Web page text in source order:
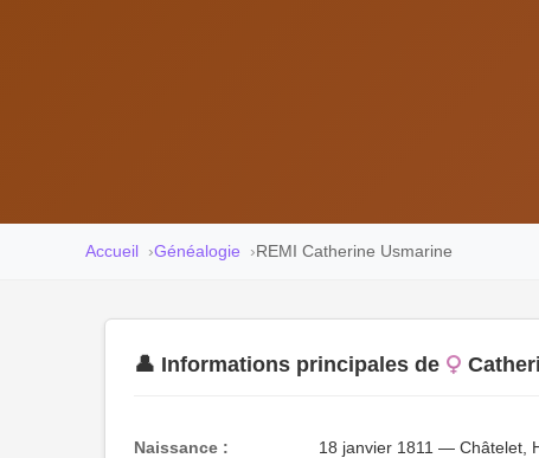
Accueil Généalogie REMI Catherine Usmarine
👤 Informations principales de
Naissance : 18 janvier 1811 — Châtelet,